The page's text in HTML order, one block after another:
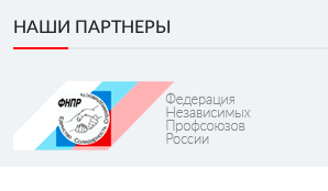
НАШИ ПАРТНЕРЫ